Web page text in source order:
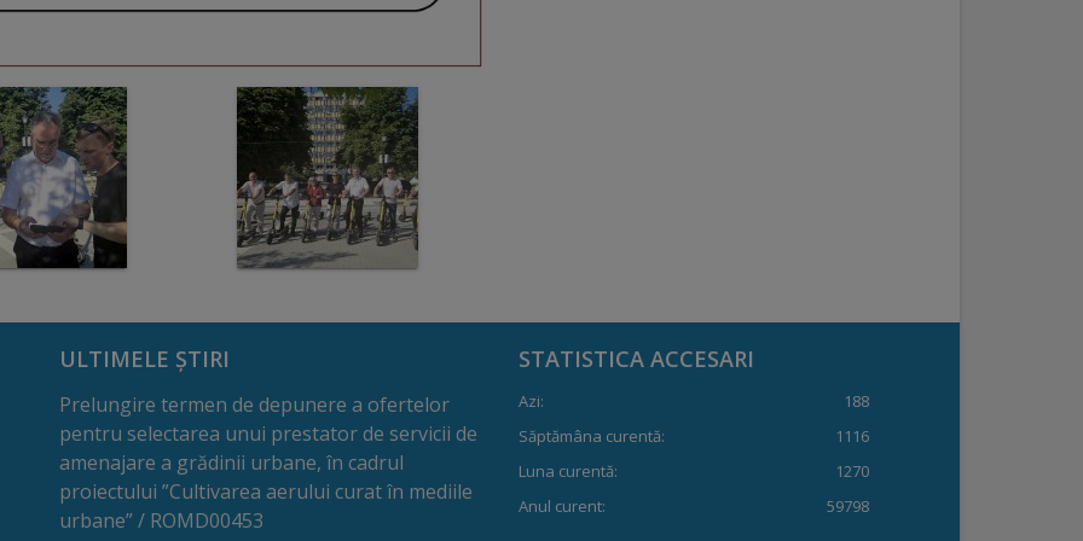
ULTIMELE ȘTIRI
Prelungire termen de depunere a ofertelor
pentru selectarea unui prestator de servicii de
amenajare a grădinii urbane, în cadrul
proiectului ”Cultivarea aerului curat în mediile
urbane” / ROMD00453
STATISTICA ACCESARI
Azi:
188
Săptămâna curentă:
1116
Luna curentă:
1270
Anul curent:
59798